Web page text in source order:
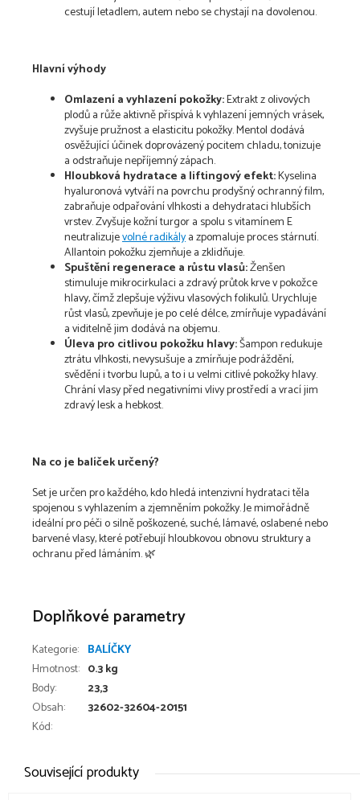
cestují letadlem, autem nebo se chystají na dovolenou.
Hlavní výhody
Omlazení a vyhlazení pokožky:Extrakt z olivových
plodů a růže aktivně přispívá k vyhlazení jemných vrásek,
zvyšuje pružnost a elasticitu pokožky. Mentol dodává
osvěžující účinek doprovázený pocitem chladu, tonizuje
a odstraňuje nepříjemný zápach.
Hloubková hydratace a liftingový efekt:Kyselina
hyaluronová vytváří na povrchu prodyšný ochranný film,
zabraňuje odpařování vlhkosti a dehydrataci hlubších
vrstev. Zvyšuje kožní turgor a spolu s vitamínem E
neutralizujevolné radikálya zpomaluje proces stárnutí.
Allantoin pokožku zjemňuje a zklidňuje.
Spuštění regenerace a růstu vlasů:Ženšen
stimuluje mikrocirkulaci a zdravý průtok krve v pokožce
hlavy, čímž zlepšuje výživu vlasových folikulů. Urychluje
růst vlasů, zpevňuje je po celé délce, zmírňuje vypadávání
a viditelně jim dodává na objemu.
Úleva pro citlivou pokožku hlavy:Šampon redukuje
ztrátu vlhkosti, nevysušuje a zmírňuje podráždění,
svědění i tvorbu lupů, a to i u velmi citlivé pokožky hlavy.
Chrání vlasy před negativními vlivy prostředí a vrací jim
zdravý lesk a hebkost.
Na co je balíček určený?
Set je určen pro každého, kdo hledá intenzivní hydrataci těla
spojenou s vyhlazením a zjemněním pokožky. Je mimořádně
ideální pro péči o silně poškozené, suché, lámavé, oslabené nebo
barvené vlasy, které potřebují hloubkovou obnovu struktury a
ochranu před lámáním. 🌿
Doplňkové parametry
Kategorie: BALÍČKY
Hmotnost: 0.3 kg
Body:
23,3
Obsah:
32602-32604-20151
Kód:
Související produkty